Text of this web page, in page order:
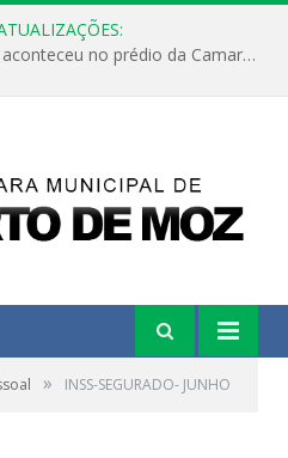
No dia 15 de junho de 2026 aconteceu no prédio da Camara Municipal de Porto de Moz /Pará a Sessão Ordinária
» INSS-SEGURADO- JUNHO